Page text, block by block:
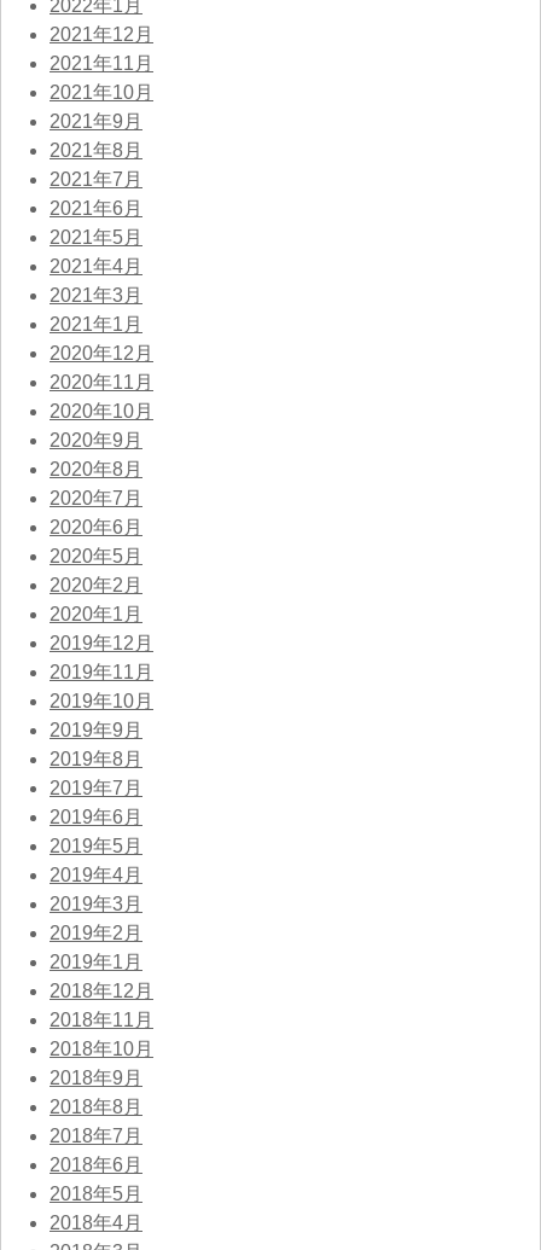
2022年1月
2021年12月
2021年11月
2021年10月
2021年9月
2021年8月
2021年7月
2021年6月
2021年5月
2021年4月
2021年3月
2021年1月
2020年12月
2020年11月
2020年10月
2020年9月
2020年8月
2020年7月
2020年6月
2020年5月
2020年2月
2020年1月
2019年12月
2019年11月
2019年10月
2019年9月
2019年8月
2019年7月
2019年6月
2019年5月
2019年4月
2019年3月
2019年2月
2019年1月
2018年12月
2018年11月
2018年10月
2018年9月
2018年8月
2018年7月
2018年6月
2018年5月
2018年4月